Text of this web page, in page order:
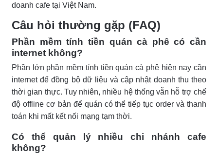
doanh cafe tại Việt Nam.
Câu hỏi thường gặp (FAQ)
Phần mềm tính tiền quán cà phê có cần
internet không?
Phần lớn phần mềm tính tiền quán cà phê hiện nay cần
internet để đồng bộ dữ liệu và cập nhật doanh thu theo
thời gian thực. Tuy nhiên, nhiều hệ thống vẫn hỗ trợ chế
độ offline cơ bản để quán có thể tiếp tục order và thanh
toán khi mất kết nối mạng tạm thời.
Có thể quản lý nhiều chi nhánh cafe
không?